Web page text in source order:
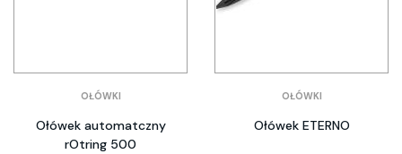
OŁÓWKI
Ołówek automatczny
rOtring 500
OŁÓWKI
Ołówek ETERNO